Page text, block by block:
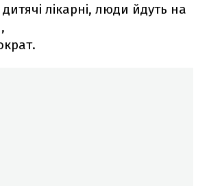
лікарні, люди йдуть на